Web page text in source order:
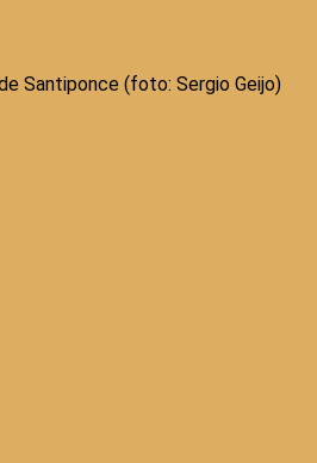
Santiponce (foto: Sergio Geijo)